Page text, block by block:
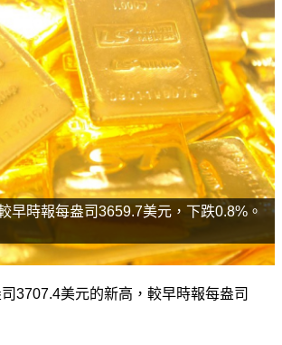
早時報每盎司3659.7美元，下跌0.8%。
3707.4美元的新高，較早時報每盎司